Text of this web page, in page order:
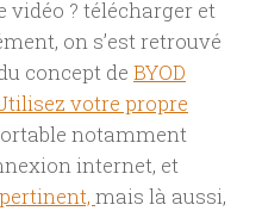
vidéo ? télécharger et
on s’est retrouvé
concept de BYOD
votre propre
notamment
internet, et
mais là aussi,